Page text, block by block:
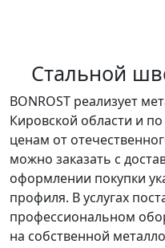
Стальной
BONROST реализует
Кировской области и
ценам от
можно заказать с
оформлении покупки
профиля. В услугах
профессиональном
на собственной